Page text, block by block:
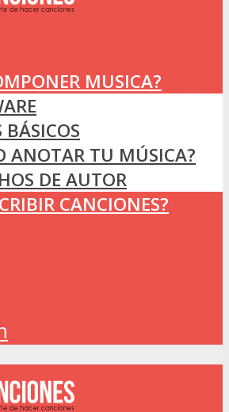
MUSICA?
BÁSICOS
ANOTAR TU MÚSICA?
DE AUTOR
CANCIONES?